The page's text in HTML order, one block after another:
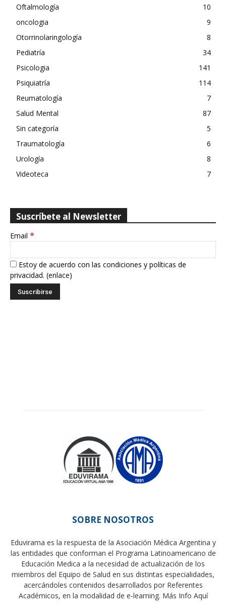
Oftalmología
10
oncologia
9
Otorrinolaringología
8
Pediatría
34
Psicologia
141
Psiquiatría
114
Reumatología
7
Salud Mental
87
Sin categoría
5
Traumatología
6
Urología
8
Videoteca
7
Suscríbete al Newsletter
Email *
Estoy de acuerdo con las condiciones y políticas de
privacidad. (enlace)
SOBRE NOSOTROS
Eduvirama es la respuesta de la Asociación Médica Argentina y
las entidades que conforman el Programa Latinoamericano de
Educación Medica a la necesidad de actualización de los
miembros del Equipo de Salud en sus distintas especialidades,
acercándoles contenidos desarrollados por Referentes
Académicos, en la modalidad de e-learning. Más Info Aquí